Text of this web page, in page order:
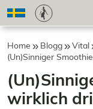
Home Blogg
Vital
(Un)Sinniger
wirklich